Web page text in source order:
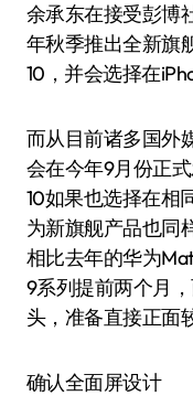
余承东在接受彭博
年秋季推出全新旗
10，并会选择在
而从目前诸多国外
会在今年9月份正
10如果也选择在相
为新旗舰产品也同
相比去年的华为
9系列提前两个月
头，准备直接正面
确认全面屏设计